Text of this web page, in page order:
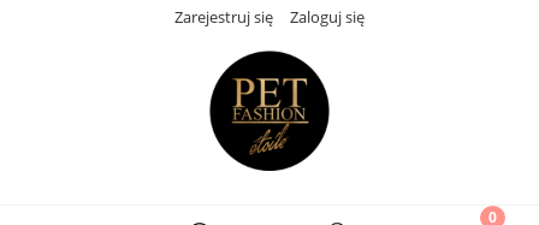
Zarejestruj się Zaloguj się